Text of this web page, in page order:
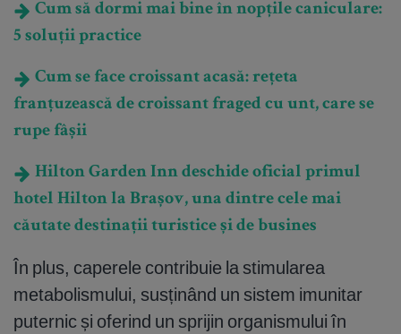
Cum să dormi mai bine în nopțile caniculare:
5 soluții practice
Cum se face croissant acasă: rețeta
franțuzească de croissant fraged cu unt, care se
rupe fâșii
Hilton Garden Inn deschide oficial primul
hotel Hilton la Brașov, una dintre cele mai
căutate destinații turistice și de busines
În plus, caperele contribuie la stimularea
metabolismului, susținând un sistem imunitar
puternic și oferind un sprijin organismului în